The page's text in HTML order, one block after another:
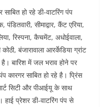
हो रहे डी-वाटरिंग पंप
सीमाद्वार, कैंट एरिया,
रिस्पना, कैचमेंट, अधोईवाला,
बंजारावाला आरर्केडिया ग्रांट
है। बारिश में जल भराव होने पर
कारगर साबित हो रहे है। प्रिंस
सिटी और पीआईयू के साथ
हाई प्रेशर डी-वाटरिंग पंप से